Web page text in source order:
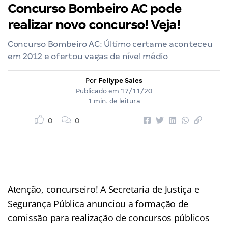
Concurso Bombeiro AC pode
realizar novo concurso! Veja!
Concurso Bombeiro AC: Último certame aconteceu
em 2012 e ofertou vagas de nível médio
Por Fellype Sales
Publicado em 17/11/20
1 min. de leitura
0 0
Atenção, concurseiro! A Secretaria de Justiça e
Segurança Pública anunciou a formação de
comissão para realização de concursos públicos